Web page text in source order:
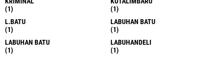
(1)
(1)
L.BATU
(1)
LABUHAN BATU
(1)
LABUHAN BATU
(1)
LABUHANDELI
(1)